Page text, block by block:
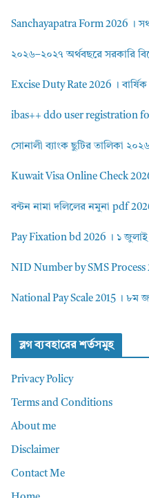
Sanchayapatra Form 2026 ।
২০২৬–২০২৭ অর্থবছরে সরকারি
Excise Duty Rate 2026 ।
ibas++ ddo user registration
সোনালী ব্যাংক ছুটির তালিকা
Kuwait Visa Online Check
বন্টন নামা দলিলের নমুনা pdf
Pay Fixation bd 2026 । ১ জুলাই
NID Number by SMS Process
National Pay Scale 2015 । ৮ম
ব্লগ ব্যবহারের শর্তসমুহ
Privacy Policy
Terms and Conditions
About me
Disclaimer
Contact Me